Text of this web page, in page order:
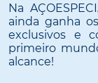
Na
ainda ganha
exclusivos e
primeiro
alcance!